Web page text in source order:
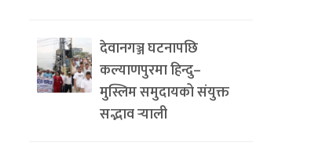
देवानगञ्ज घटनापछि
कल्याणपुरमा हिन्दु–
मुस्लिम समुदायको संयुक्त
सद्भाव र्‍याली